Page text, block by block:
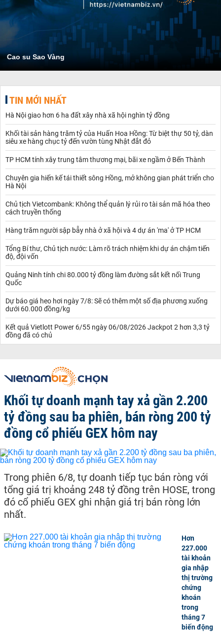
Cao su Sao Vàng
TIN MỚI NHẤT
Hà Nội giao hơn 6 ha đất xây nhà xã hội nghìn tỷ đồng
Khối tài sản hàng trăm tỷ của Huấn Hoa Hồng: Từ biệt thự 50 tỷ, dàn
siêu xe hàng chục tỷ đến vườn tùng Nhật đắt đỏ
TP HCM tính xây trung tâm thương mại, bãi xe ngầm ở Bến Thành
Chuyên gia hiến kế tái thiết sông Hồng, mở không gian phát triển cho
Hà Nội
Chủ tịch Vietcombank: Không thể quản lý rủi ro tài sản mã hóa theo
cách truyền thống
Hàng trăm người sập bẫy nhà ở xã hội và 4 dự án 'ma' ở TP HCM
Tổng Bí thư, Chủ tịch nước: Làm rõ trách nhiệm khi dự án chậm tiến
độ, đội vốn
Quảng Ninh tính chi 80.000 tỷ đồng làm đường sắt kết nối Trung
Quốc
Dự báo giá heo hơi ngày 7/8: Sẽ có thêm một số địa phương xuống
dưới 60.000 đồng/kg
Kết quả Vietlott Power 6/55 ngày 06/08/2026 Jackpot 2 hơn 3,3 tỷ
đồng đã có chủ
Khối tự doanh mạnh tay xả gần 2.200
tỷ đồng sau ba phiên, bán ròng 200 tỷ
đồng cổ phiếu GEX hôm nay
Trong phiên 6/8, tự doanh tiếp tục bán ròng với
tổng giá trị khoảng 248 tỷ đồng trên HOSE, trong
đó cổ phiếu GEX ghi nhận giá trị bán ròng lớn
nhất.
Hơn
227.000
tài khoản
gia nhập
thị trường
chứng
khoán
trong
tháng 7
biến động